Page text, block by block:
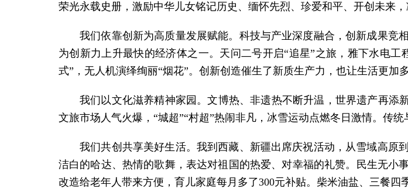
荣光永载史册，激励中华儿女铭记历史、缅怀先烈、珍爱和平、开创未来
我们依靠创新为高质量发展赋能。科技与产业深度融合，创新成果
为创新力上升最快的经济体之一。天问二号开启“追星”之旅，雅下水电
式”，无人机演绎绚丽“烟花”。创新创造催生了新质生产力，也让生活更加多
我们以文化滋养精神家园。文博热、非遗热不断升温，世界遗产再添
文旅市场人气火爆，“城超”“村超”热闹非凡，冰雪运动点燃冬日激情。传
我们共创共享美好生活。我到西藏、新疆出席庆祝活动，从雪域高原
洁白的哈达、热情的歌舞，表达对祖国的热爱、对幸福的礼赞。民生无
改造给老年人带来方便，育儿家庭每月多了300元补贴。柴米油盐、三餐四